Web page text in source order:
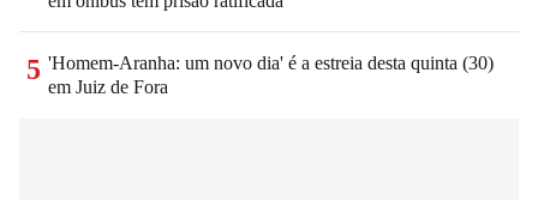
5 'Homem-Aranha: um novo dia' é a estreia desta quinta (30)
em Juiz de Fora